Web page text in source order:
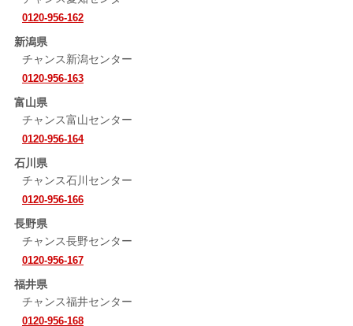
0120-956-162
新潟県
チャンス新潟センター
0120-956-163
富山県
チャンス富山センター
0120-956-164
石川県
チャンス石川センター
0120-956-166
長野県
チャンス長野センター
0120-956-167
福井県
チャンス福井センター
0120-956-168